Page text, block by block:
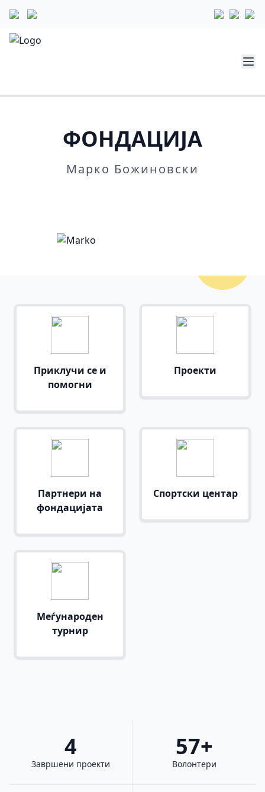
ФОНДАЦИЈА
Марко Божиновски
Приклучи се и
помогни
Проекти
Партнери на
фондацијата
Спортски центар
Меѓународен
турнир
4
Завршени проекти
57+
Волонтери